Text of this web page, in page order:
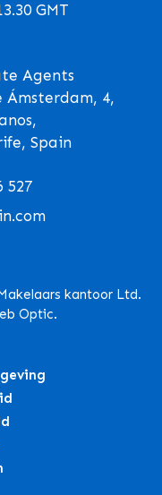
GMT
Agents
Ámsterdam, 4,
Spain
527
kantoor Ltd.
Optic.